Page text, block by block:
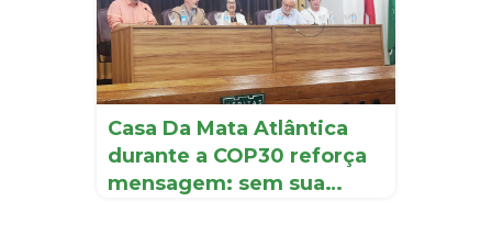
Casa Da Mata Atlântica
durante a COP30 reforça
mensagem: sem sua